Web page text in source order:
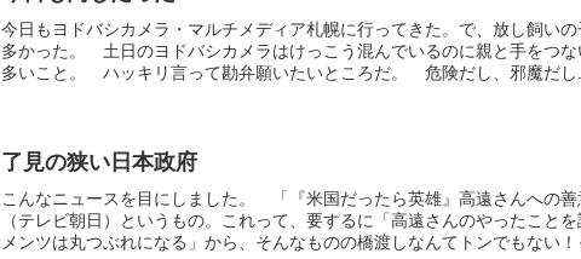
今日もヨドバシカメラ・マルチメディア札幌に行ってきた。で、放し飼い
多かった。 土日のヨドバシカメラはけっこう混んでいるのに親と手をつ
多いこと。 ハッキリ言って勘弁願いたいところだ。 危険だし、邪魔だし
了見の狭い日本政府
こんなニュースを目にしました。 「『米国だったら英雄』高遠さんへの善
（テレビ朝日）というもの。これって、要するに「高遠さんのやったこと
メンツは丸つぶれになる」から、そんなものの橋渡しなんてトンでもない！